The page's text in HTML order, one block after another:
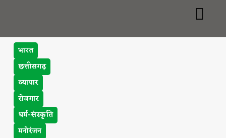
भारत
छत्तीसगढ़
व्यापार
रोजगार
धर्म-संस्कृति
मनोरंजन